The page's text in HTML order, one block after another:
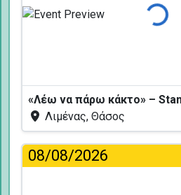
Φόρτωση...
Λιμένας, Θάσος
08/08/2026